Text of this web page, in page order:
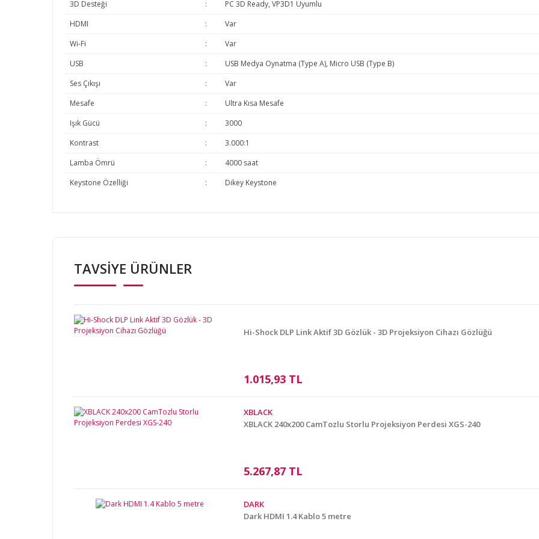
3D Desteği
:
PC 3D Ready, VP3D1 Uyumlu
HDMI
:
Var
Wi-Fi
:
Var
USB
:
USB Medya Oynatma (Type A), Micro USB (Type B)
Ses Çıkışı
:
Var
Mesafe
:
Ultra Kısa Mesafe
Işık Gücü
:
3000
Kontrast
:
3.000:1
Lamba Ömrü
:
4000 saat
Keystone Özelliği
: Dikey Keystone
Ürün resmi kalitesiz, bozuk veya görüntülenemiyor.
Ürün açıklamasında eksik bilgiler bulunuyor.
Ürün fiyatı diğer sitelerden daha pahalı.
Bu ürüne benzer farklı alternatifler olmalı.
TAVSİYE ÜRÜNLER
Hi-Shock DLP Link Aktif 3D Gözlük - 3D Projeksiyon Cihazı Gözlüğü
1.015,93 TL
XBLACK
XBLACK 240x200 CamTozlu Storlu Projeksiyon Perdesi XGS-240
5.267,87 TL
DARK
Dark HDMI 1.4 Kablo 5 metre